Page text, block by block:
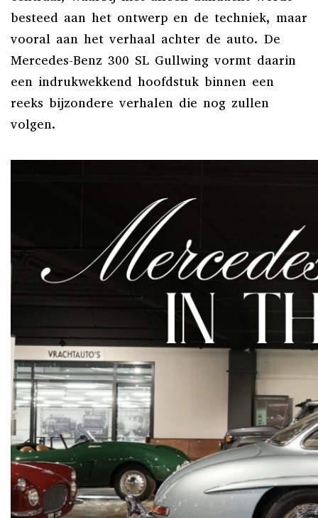
besteed aan het ontwerp en de techniek, maar
vooral aan het verhaal achter de auto. De
Mercedes-Benz 300 SL Gullwing vormt daarin
een indrukwekkend hoofdstuk binnen een
reeks bijzondere verhalen die nog zullen
volgen.